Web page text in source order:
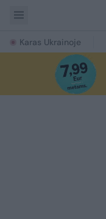
Karas Ukrainoje